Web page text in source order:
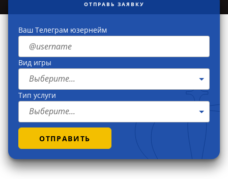
ОТПРАВЬ ЗАЯВКУ
Ваш Телеграм юзернейм
Вид игры
Выберите...
Тип услуги
Выберите...
ОТПРАВИТЬ